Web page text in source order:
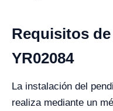
Requisitos
YR02084
La instalación del
realiza mediante un